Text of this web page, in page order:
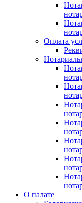
Оплата
О палате